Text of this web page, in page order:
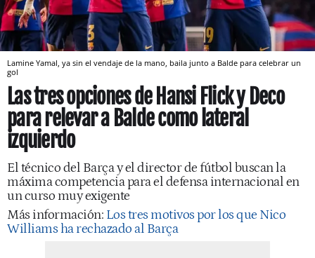
Lamine Yamal, ya sin el vendaje de la mano, baila junto a Balde para celebrar un
gol
Las tres opciones de Hansi Flick y Deco
para relevar a Balde como lateral
izquierdo
El técnico del Barça y el director de fútbol buscan la
máxima competencia para el defensa internacional en
un curso muy exigente
Más información: Los tres motivos por los que Nico
Williams ha rechazado al Barça